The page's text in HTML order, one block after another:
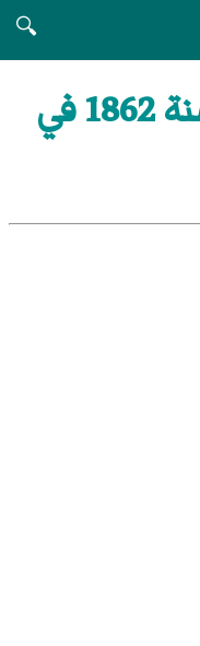
🔍
فهرس:تأسيسات سنة 1862 في